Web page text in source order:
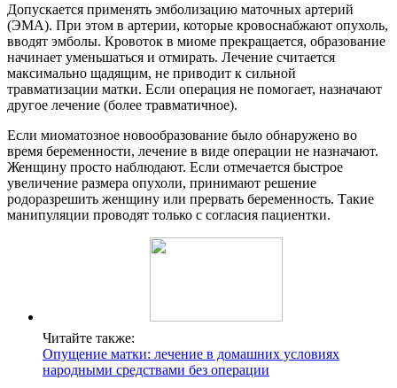
Допускается применять эмболизацию маточных артерий
(ЭМА). При этом в артерии, которые кровоснабжают опухоль,
вводят эмболы. Кровоток в миоме прекращается, образование
начинает уменьшаться и отмирать. Лечение считается
максимально щадящим, не приводит к сильной
травматизации матки. Если операция не помогает, назначают
другое лечение (более травматичное).
Если миоматозное новообразование было обнаружено во
время беременности, лечение в виде операции не назначают.
Женщину просто наблюдают. Если отмечается быстрое
увеличение размера опухоли, принимают решение
родоразрешить женщину или прервать беременность. Такие
манипуляции проводят только с согласия пациентки.
Читайте также:
Опущение матки: лечение в домашних условиях
народными средствами без операции